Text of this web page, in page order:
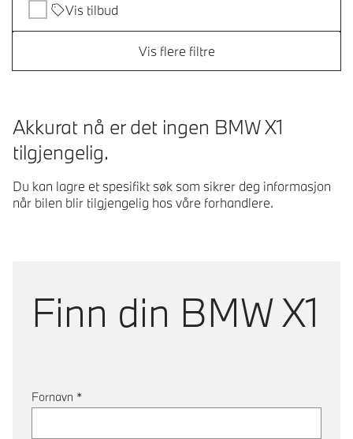
Vis tilbud
Vis flere filtre
Akkurat nå er det ingen BMW X1
tilgjengelig.
Du kan lagre et spesifikt søk som sikrer deg informasjon
når bilen blir tilgjengelig hos våre forhandlere.
Finn din BMW X1
Fornavn *